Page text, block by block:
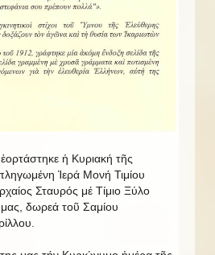
ἡ Κυριακή τῆς
Ἱερά Μονή Τιμίου
Σταυρός μέ Τίμιο Ξύλο
μας, δωρεά τοῦ Σαμίου